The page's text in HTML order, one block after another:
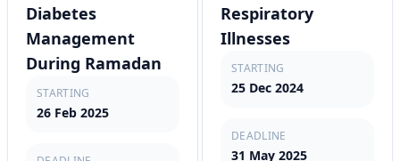
Diabetes
Management
During Ramadan
STARTING
26 Feb 2025
Respiratory
Illnesses
STARTING
25 Dec 2024
DEADLINE
31 May 2025